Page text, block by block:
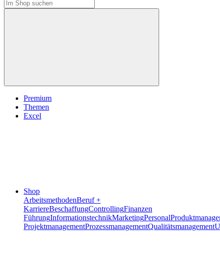
Premium
Themen
Excel
Shop
ArbeitsmethodenBeruf +
KarriereBeschaffungControllingFinanzen
FührungInformationstechnikMarketingPersonal
ProjektmanagementProzessmanagementQualitätsmanagement